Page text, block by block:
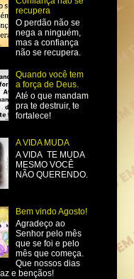
recupera
O perdão não se
nega a ninguém,
mas a confiança
não se recupera.
Quando você tem
a força de Deus.
Até o que mandam
pra te destruir, te
fortalece!
A VIDA MUDA
A VIDA TE MUDA
MESMO VOCÊ
NÃO QUERENDO.
Bem vindo Agosto!
Agradeço ao
Senhor pelo mês
que se foi e pelo
mês que começa.
Que nossos dias
e bençãos!